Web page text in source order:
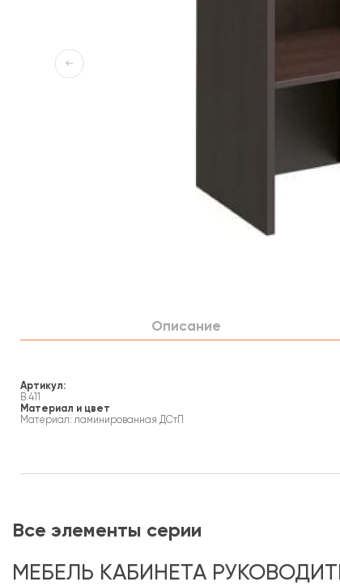
Описание
Артикул:
В 411
Материал и цвет
Материал: ламинированная ДСтП
Все элементы серии
МЕБЕЛЬ КАБИНЕТА